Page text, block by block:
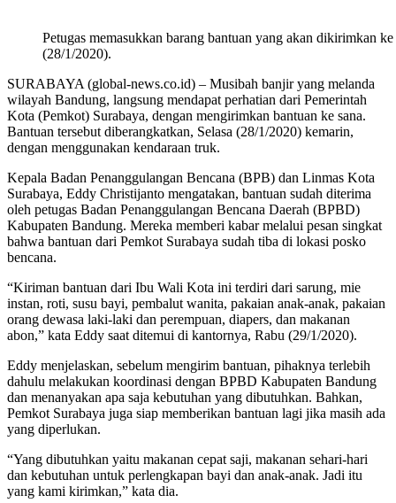
Petugas memasukkan barang bantuan yang akan dikirimkan
(28/1/2020).
SURABAYA (global-news.co.id) – Musibah banjir yang melanda
wilayah Bandung, langsung mendapat perhatian dari Pemerintah
Kota (Pemkot) Surabaya, dengan mengirimkan bantuan ke sana.
Bantuan tersebut diberangkatkan, Selasa (28/1/2020) kemarin,
dengan menggunakan kendaraan truk.
Kepala Badan Penanggulangan Bencana (BPB) dan Linmas Kota
Surabaya, Eddy Christijanto mengatakan, bantuan sudah diterima
oleh petugas Badan Penanggulangan Bencana Daerah (BPBD)
Kabupaten Bandung. Mereka memberi kabar melalui pesan singkat
bahwa bantuan dari Pemkot Surabaya sudah tiba di lokasi posko
bencana.
“Kiriman bantuan dari Ibu Wali Kota ini terdiri dari sarung, mie
instan, roti, susu bayi, pembalut wanita, pakaian anak-anak, pakaian
orang dewasa laki-laki dan perempuan, diapers, dan makanan
abon,” kata Eddy saat ditemui di kantornya, Rabu (29/1/2020).
Eddy menjelaskan, sebelum mengirim bantuan, pihaknya terlebih
dahulu melakukan koordinasi dengan BPBD Kabupaten Bandung
dan menanyakan apa saja kebutuhan yang dibutuhkan. Bahkan,
Pemkot Surabaya juga siap memberikan bantuan lagi jika masih ada
yang diperlukan.
“Yang dibutuhkan yaitu makanan cepat saji, makanan sehari-hari
dan kebutuhan untuk perlengkapan bayi dan anak-anak. Jadi itu
yang kami kirimkan,” kata dia.